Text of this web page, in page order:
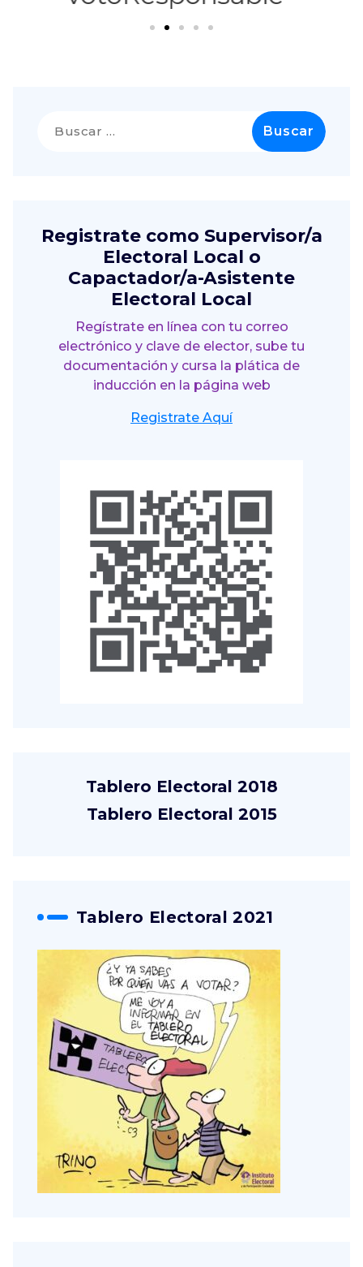
Registrate como Supervisor/a
Electoral Local o
Capactador/a-Asistente
Electoral Local
Regístrate en línea con tu correo
electrónico y clave de elector, sube tu
documentación y cursa la plática de
inducción en la página web
Registrate Aquí
Tablero Electoral 2018
Tablero Electoral 2015
Tablero Electoral 2021